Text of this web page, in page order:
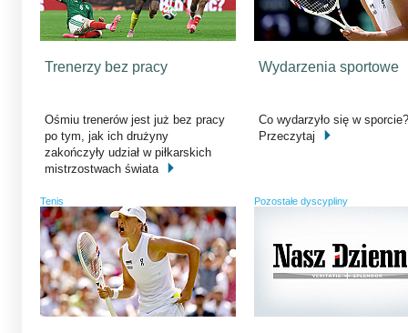
Trenerzy bez pracy
Ośmiu trenerów jest już bez pracy
po tym, jak ich drużyny
zakończyły udział w piłkarskich
mistrzostwach świata
Wydarzenia sportowe
Co wydarzyło się w sporcie?
Przeczytaj
Tenis Pozostałe dyscypliny